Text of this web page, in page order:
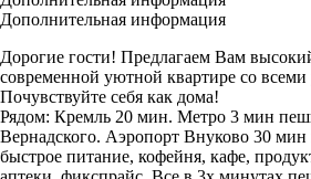
Дополнительная информация
Дорогие гости! Предлагаем Вам
современной уютной квартире со всеми
Почувствуйте себя как дома!
Рядом: Кремль 20 мин. Метро 3 мин
Вернадского. Аэропорт Внуково 30 мин
быстрое питание, кофейня, кафе,